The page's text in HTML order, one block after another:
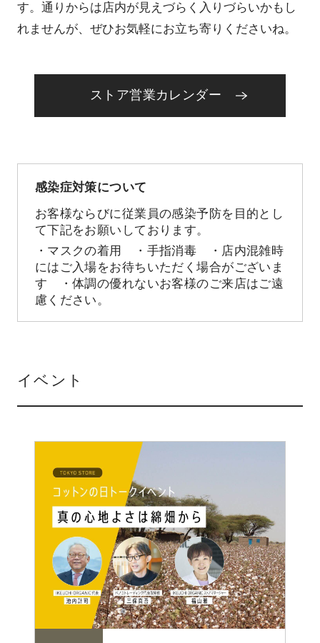
す。通りからは店内が見えづらく入りづらいかもし
れませんが、ぜひお気軽にお立ち寄りくださいね。
ストア営業カレンダー
感染症対策について
お客様ならびに従業員の感染予防を目的とし
て下記をお願いしております。
・マスクの着用 ・手指消毒 ・店内混雑時
にはご入場をお待ちいただく場合がございま
す ・体調の優れないお客様のご来店はご遠
慮ください。
イベント